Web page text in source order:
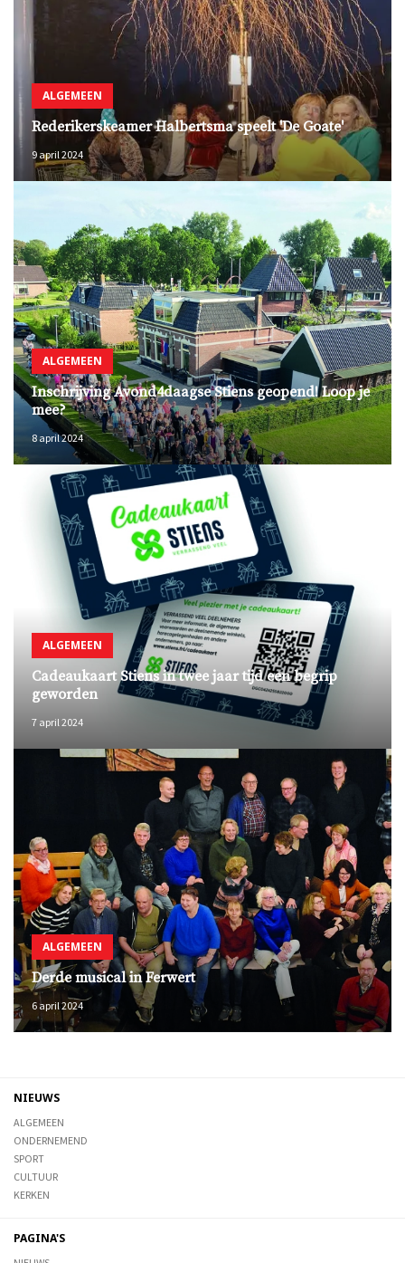
ALGEMEEN
Rederikerskeamer Halbertsma speelt 'De Goate'
9 april 2024
ALGEMEEN
Inschrijving Avond4daagse Stiens geopend! Loop je
mee?
8 april 2024
ALGEMEEN
Cadeaukaart Stiens in twee jaar tijd een begrip
geworden
7 april 2024
ALGEMEEN
Derde musical in Ferwert
6 april 2024
NIEUWS
ALGEMEEN
ONDERNEMEND
SPORT
CULTUUR
KERKEN
PAGINA'S